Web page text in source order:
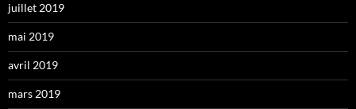
juillet 2019
mai 2019
avril 2019
mars 2019